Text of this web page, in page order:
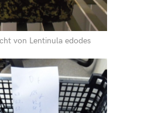
von Lentinula edodes